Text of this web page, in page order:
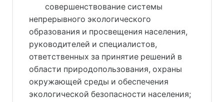
совершенствование системы
непрерывного экологического
образования и просвещения населения,
руководителей и специалистов,
ответственных за принятие решений в
области природопользования, охраны
окружающей среды и обеспечения
экологической безопасности населения;